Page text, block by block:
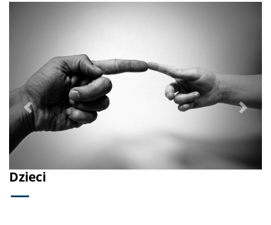
Dzieci
Poprzednie Dalej